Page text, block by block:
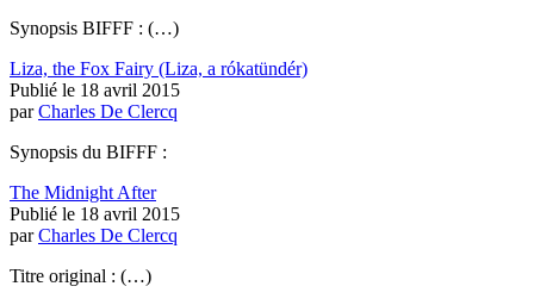
Synopsis BIFFF : (…)
Liza, the Fox Fairy (Liza, a rókatündér)
Publié le 18 avril 2015
parCharles De Clercq
Synopsis du BIFFF :
The Midnight After
Publié le 18 avril 2015
parCharles De Clercq
Titre original : (…)